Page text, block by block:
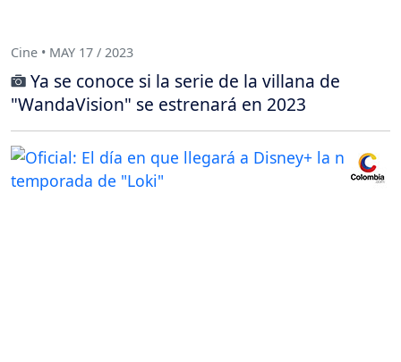
Cine • MAY 17 / 2023
Ya se conoce si la serie de la villana de
"WandaVision" se estrenará en 2023